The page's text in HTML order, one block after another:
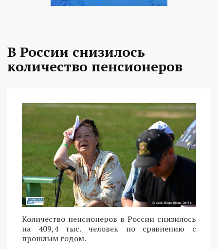
В России снизилось
количество пенсионеров
Количество пенсионеров в России снизилось
на 409,4 тыс. человек по сравнению с
прошлым годом.